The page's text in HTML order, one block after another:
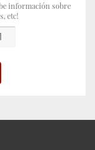
información sobre
etc!